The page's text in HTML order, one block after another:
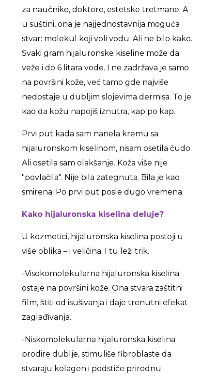
za naučnike, doktore, estetske tretmane. A
u suštini, ona je najjednostavnija moguća
stvar: molekul koji voli vodu. Ali ne bilo kako.
Svaki gram hijaluronske kiseline može da
veže i do 6 litara vode. I ne zadržava je samo
na površini kože, već tamo gde najviše
nedostaje u dubljim slojevima dermisa. To je
kao da kožu napojiš iznutra, kap po kap.
Prvi put kada sam nanela kremu sa
hijaluronskom kiselinom, nisam osetila čudo.
Ali osetila sam olakšanje. Koža više nije
"povlačila". Nije bila zategnuta. Bila je kao
smirena. Po prvi put posle dugo vremena.
Kako hijaluronska kiselina deluje?
U kozmetici, hijaluronska kiselina postoji u
više oblika – i veličina. I tu leži trik.
-Visokomolekularna hijaluronska kiselina
ostaje na površini kože. Ona stvara zaštitni
film, štiti od isušivanja i daje trenutni efekat
zaglađivanja.
-Niskomolekularna hijaluronska kiselina
prodire dublje, stimuliše fibroblaste da
stvaraju kolagen i podstiče prirodnu